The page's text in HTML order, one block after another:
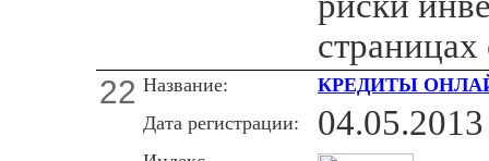
страницах
22 Название:
КРЕДИТЫ
Дата регистрации:
04.05.2013